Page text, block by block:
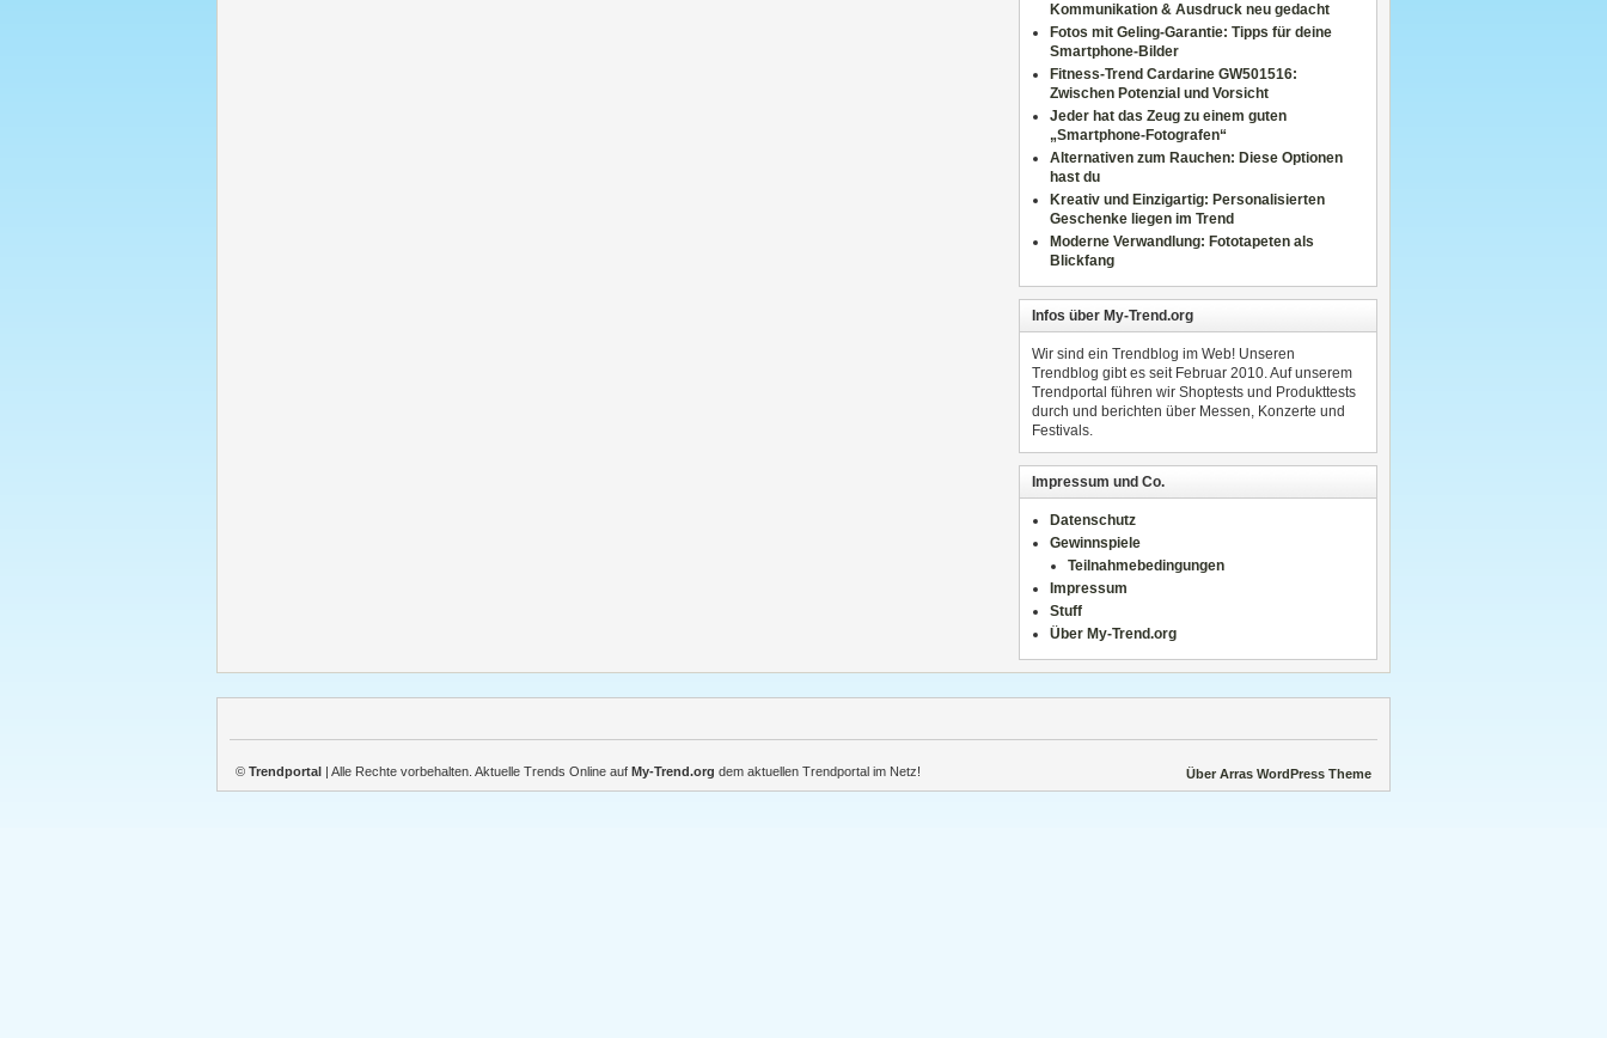
Kommunikation & Ausdruck neu gedacht
Fotos mit Geling-Garantie: Tipps für deine
Smartphone-Bilder
Fitness-Trend Cardarine GW501516:
Zwischen Potenzial und Vorsicht
Jeder hat das Zeug zu einem guten
„Smartphone-Fotografen“
Alternativen zum Rauchen: Diese Optionen
hast du
Kreativ und Einzigartig: Personalisierten
Geschenke liegen im Trend
Moderne Verwandlung: Fototapeten als
Blickfang
Infos über My-Trend.org
Wir sind ein Trendblog im Web! Unseren
Trendblog gibt es seit Februar 2010. Auf unserem
Trendportal führen wir Shoptests und Produkttests
durch und berichten über Messen, Konzerte und
Festivals.
Impressum und Co.
Datenschutz
Gewinnspiele
Teilnahmebedingungen
Impressum
Stuff
Über My-Trend.org
Über Arras WordPress Theme
© Trendportal | Alle Rechte vorbehalten. Aktuelle Trends Online auf My-Trend.org dem aktuellen Trendportal im Netz!